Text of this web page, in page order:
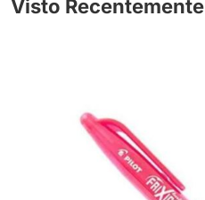
Visto Recentemente